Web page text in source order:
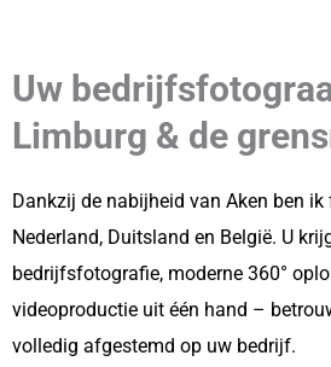
Uw
Limburg & de
Dankzij de nabijheid van Aken ben
Nederland, Duitsland en België. U
bedrijfsfotografie, moderne 360°
videoproductie uit één hand –
volledig afgestemd op uw bedrijf.